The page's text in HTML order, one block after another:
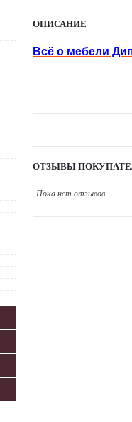
ОПИСАНИЕ
Всё о мебели
ОТЗЫВЫ
Пока нет отзывов